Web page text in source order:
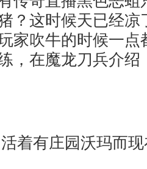
？这时候天已经凉
家吹牛的时候一点
，在魔龙刀兵介绍
着有庄园沃玛而